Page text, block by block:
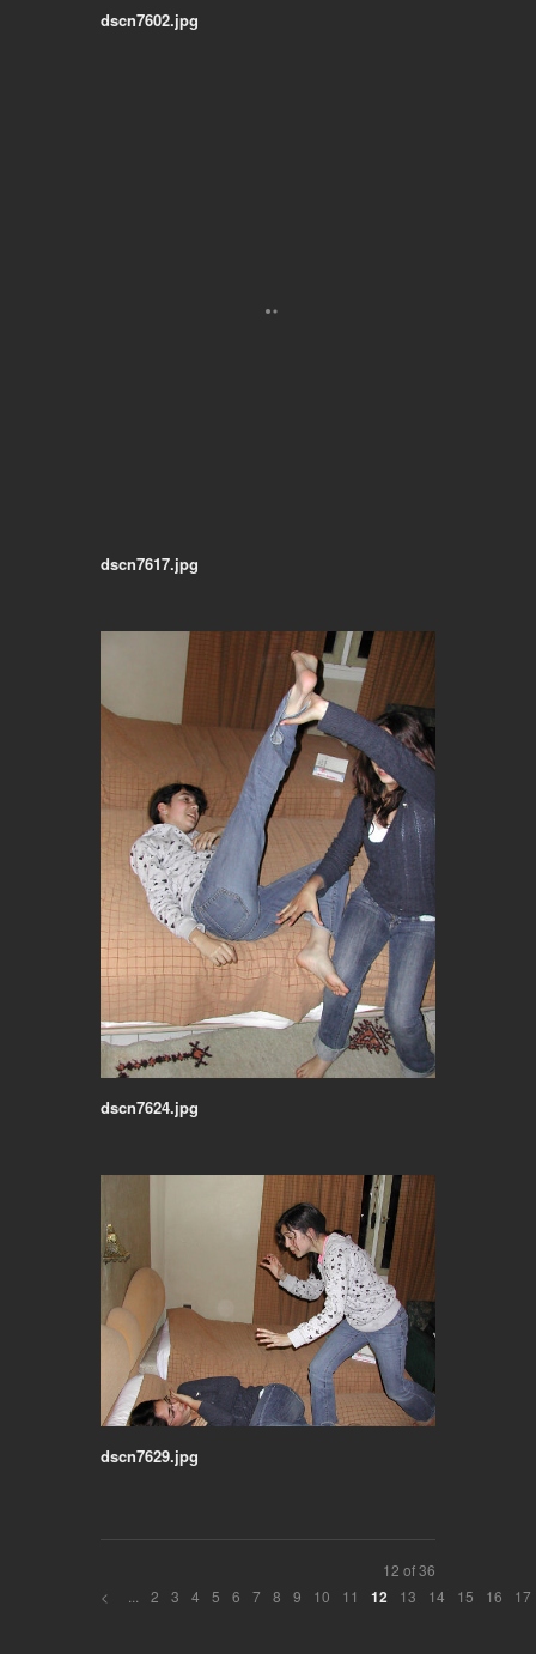
dscn7602.jpg
dscn7617.jpg
dscn7624.jpg
dscn7629.jpg
12 of 36
<
2 3 4 5 6 7 8 9 10 11 12 13 14 15 16 17